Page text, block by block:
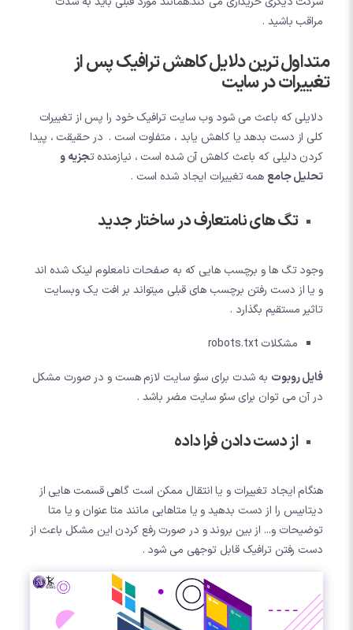
مراقب باشید .
متداول ترین دلایل کاهش ترافیک پس از
تغییرات در سایت
دلایلی که باعث می شود وب سایت ترافیک خود را پس از تغییرات
کلی از دست بدهد یا کاهش یابد ، متفاوت است . در حقیقت ، پیدا
کردن دلیلی که باعث کاهش آن شده است ، نیازمنده تجزیه و
تحلیل جامع همه تغییرات ایجاد شده است .
تگ های نامتعارف در ساختار جدید
وجود تگ ها و برچسب هایی که به صفحات نامعلوم لینک شده اند
و یا از دست رفتن برچسب های قبلی میتواند بر افت یک وبسایت
تاثیر مستقیم بگذارد .
مشکلات robots.txt
فایل روبوت به شدت برای سئو سایت لازم هست و در صورت مشکل
در آن می توان برای سئو سایت مضر باشد .
از دست دادن فرا داده
هنگام ایجاد تغییرات و یا انتقال ممکن است گاهی قسمت هایی از
دیتابیس را از دست بدهید و یا متاهایی مانند متا عنوان و یا متا
توضیحات و... از بین بروند و در صورت رفع کردن این مشکل باعث از
دست رفتن ترافیک قابل توجهی می شود .